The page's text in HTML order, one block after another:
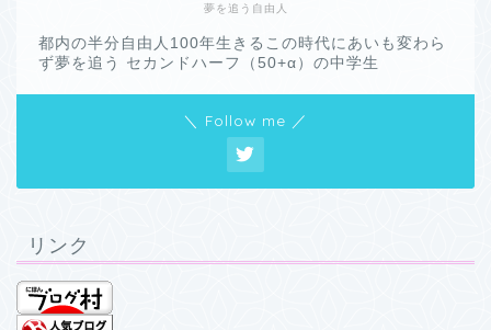
夢を追う自由人
都内の半分自由人100年生きるこの時代にあいも変わら
ず夢を追う セカンドハーフ（50+α）の中学生
＼ Follow me ／
リンク